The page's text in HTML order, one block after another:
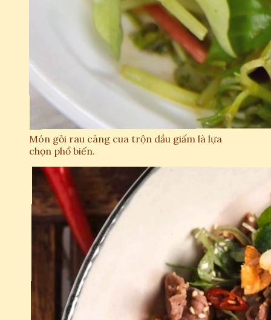
Món gỏi rau càng cua trộn dầu giấm là lựa
chọn phổ biến.